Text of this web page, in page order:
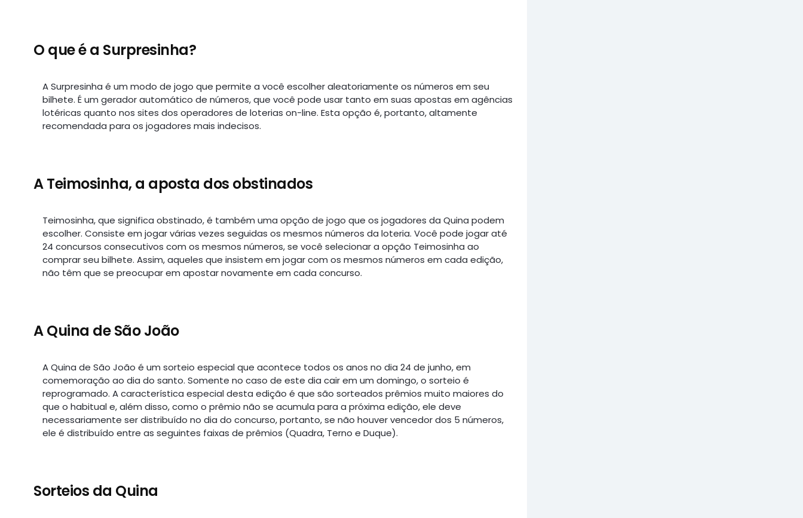
O que é a Surpresinha?
A Surpresinha é um modo de jogo que permite a você escolher aleatoriamente os números em seu
bilhete. É um gerador automático de números, que você pode usar tanto em suas apostas em agências
lotéricas quanto nos sites dos operadores de loterias on-line. Esta opção é, portanto, altamente
recomendada para os jogadores mais indecisos.
A Teimosinha, a aposta dos obstinados
Teimosinha, que significa obstinado, é também uma opção de jogo que os jogadores da Quina podem
escolher. Consiste em jogar várias vezes seguidas os mesmos números da loteria. Você pode jogar até
24 concursos consecutivos com os mesmos números, se você selecionar a opção Teimosinha ao
comprar seu bilhete. Assim, aqueles que insistem em jogar com os mesmos números em cada edição,
não têm que se preocupar em apostar novamente em cada concurso.
A Quina de São João
A Quina de São João é um sorteio especial que acontece todos os anos no dia 24 de junho, em
comemoração ao dia do santo. Somente no caso de este dia cair em um domingo, o sorteio é
reprogramado. A característica especial desta edição é que são sorteados prêmios muito maiores do
que o habitual e, além disso, como o prêmio não se acumula para a próxima edição, ele deve
necessariamente ser distribuído no dia do concurso, portanto, se não houver vencedor dos 5 números,
ele é distribuído entre as seguintes faixas de prêmios (Quadra, Terno e Duque).
Sorteios da Quina